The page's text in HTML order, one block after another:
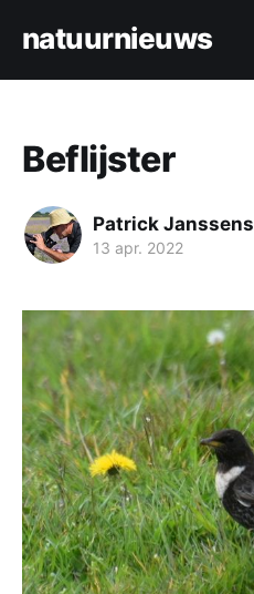
natuurnieuws
Beflijster
Patrick Janssens
13 apr. 2022